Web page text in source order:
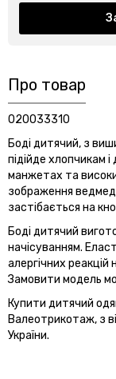
Про товар
020033310
Боді дитячий, з
підійде хлопчикам
манжетах та
зображення
застібається на
Боді дитячий
начісуванням.
алергічних реакцій
Замовити модель
Купити дитячий
Валеотрикотаж, з
України.